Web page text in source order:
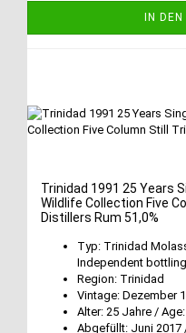
IN
Trinidad 1991 25 Years
Wildlife Collection Five
Distillers Rum 51,0%
Typ: Trinidad
Independent bottling
Region: Trinidad
Vintage: Dezember
Alter: 25 Jahre /
Abgefüllt: Juni 2017